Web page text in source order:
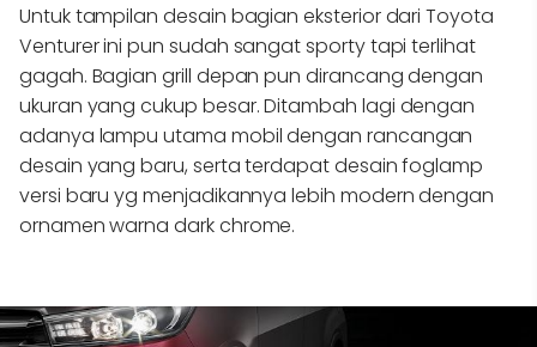
Untuk tampilan desain bagian eksterior dari Toyota
Venturer ini pun sudah sangat sporty tapi terlihat
gagah. Bagian grill depan pun dirancang dengan
ukuran yang cukup besar. Ditambah lagi dengan
adanya lampu utama mobil dengan rancangan
desain yang baru, serta terdapat desain foglamp
versi baru yg menjadikannya lebih modern dengan
ornamen warna dark chrome.